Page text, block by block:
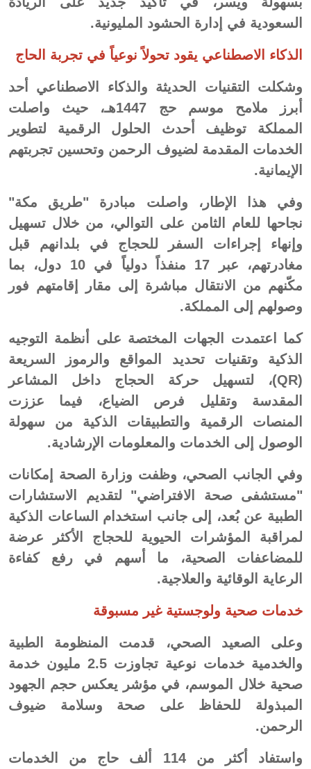
السعودية في إدارة الحشود المليونية.
الذكاء الاصطناعي يقود تحولاً نوعياً في تجربة الحاج
وشكلت التقنيات الحديثة والذكاء الاصطناعي أحد
أبرز ملامح موسم حج 1447هـ، حيث واصلت
المملكة توظيف أحدث الحلول الرقمية لتطوير
الخدمات المقدمة لضيوف الرحمن وتحسين تجربتهم
الإيمانية.
وفي هذا الإطار، واصلت مبادرة "طريق مكة"
نجاحها للعام الثامن على التوالي، من خلال تسهيل
وإنهاء إجراءات السفر للحجاج في بلدانهم قبل
مغادرتهم، عبر 17 منفذاً دولياً في 10 دول، بما
مكّنهم من الانتقال مباشرة إلى مقار إقامتهم فور
وصولهم إلى المملكة.
كما اعتمدت الجهات المختصة على أنظمة التوجيه
الذكية وتقنيات تحديد المواقع والرموز السريعة
(QR)، لتسهيل حركة الحجاج داخل المشاعر
المقدسة وتقليل فرص الضياع، فيما عززت
المنصات الرقمية والتطبيقات الذكية من سهولة
الوصول إلى الخدمات والمعلومات الإرشادية.
وفي الجانب الصحي، وظفت وزارة الصحة إمكانات
"مستشفى صحة الافتراضي" لتقديم الاستشارات
الطبية عن بُعد، إلى جانب استخدام الساعات الذكية
لمراقبة المؤشرات الحيوية للحجاج الأكثر عرضة
للمضاعفات الصحية، ما أسهم في رفع كفاءة
الرعاية الوقائية والعلاجية.
خدمات صحية ولوجستية غير مسبوقة
وعلى الصعيد الصحي، قدمت المنظومة الطبية
والخدمية خدمات نوعية تجاوزت 2.5 مليون خدمة
صحية خلال الموسم، في مؤشر يعكس حجم الجهود
المبذولة للحفاظ على صحة وسلامة ضيوف
الرحمن.
واستفاد أكثر من 114 ألف حاج من الخدمات